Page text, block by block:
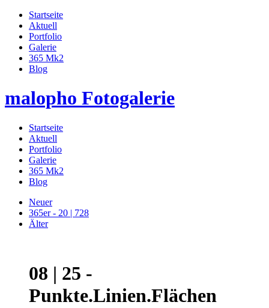
Startseite
Aktuell
Portfolio
Galerie
365 Mk2
Blog
malopho Fotogalerie
Startseite
Aktuell
Portfolio
Galerie
365 Mk2
Blog
Neuer
365er - 20 | 728
Älter
08 | 25 -
Punkte.Linien.Flächen